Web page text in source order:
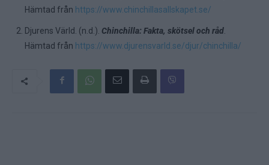
Hämtad från https://www.chinchillasallskapet.se/
Djurens Värld. (n.d.). Chinchilla: Fakta, skötsel och råd
Hämtad från https://www.djurensvarld.se/djur/chinchilla/